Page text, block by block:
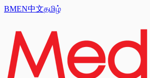
BMEN中文தமிழ்